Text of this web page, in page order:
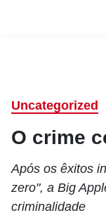
Uncategorized
O crime
Após os êxitos
zero", a Big
criminalidade